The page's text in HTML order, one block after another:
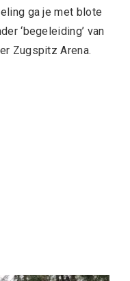
ga je met blote
‘begeleiding’ van
Zugspitz Arena.